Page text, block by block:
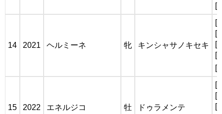
[
14 2021 ヘルミーネ 牝 キンシャサノキセキ
[
[
[
[
15 2022 エネルジコ 牡 ドゥラメンテ
[
[